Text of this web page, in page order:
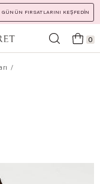
GÜNÜN FIRSATLARINI KEŞFEDİN
0